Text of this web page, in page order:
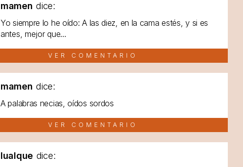
mamen dice:
Yo siempre lo he oído: A las diez, en la cama estés, y si es
antes, mejor que...
VER COMENTARIO
mamen dice:
A palabras necias, oídos sordos
VER COMENTARIO
lualque dice: